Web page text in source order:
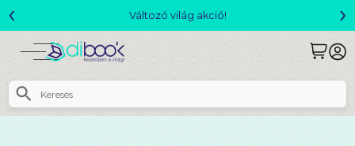
Változó világ akció!
‹ ›